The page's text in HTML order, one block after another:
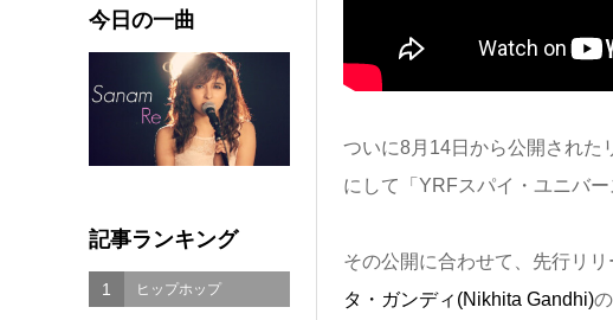
ついに8月14日から公開された
にして「YRFスパイ・ユニバー
その公開に合わせて、先行リリ
タ・ガンディ(Nikhita Gandhi)
今日の一曲
記事ランキング
1 ヒップホップ